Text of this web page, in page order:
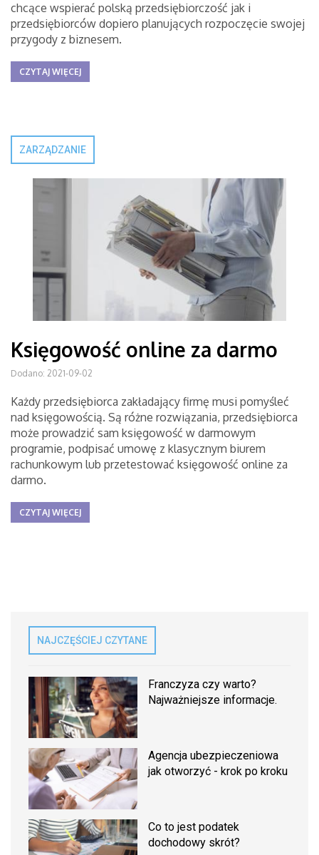
chcące wspierać polską przedsiębiorczość jak i
przedsiębiorców dopiero planujących rozpoczęcie swojej
przygody z biznesem.
CZYTAJ WIĘCEJ
ZARZĄDZANIE
Księgowość online za darmo
Dodano: 2021-09-02
Każdy przedsiębiorca zakładający firmę musi pomyśleć
nad księgowością. Są różne rozwiązania, przedsiębiorca
może prowadzić sam księgowość w darmowym
programie, podpisać umowę z klasycznym biurem
rachunkowym lub przetestować księgowość online za
darmo.
CZYTAJ WIĘCEJ
NAJCZĘŚCIEJ CZYTANE
Franczyza czy warto?
Najważniejsze informacje.
Agencja ubezpieczeniowa
jak otworzyć - krok po kroku
Co to jest podatek
dochodowy skrót?